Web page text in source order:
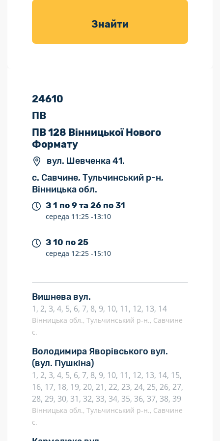
товарів для
Знайти
24610
ПВ
ПВ 128 Вінницької Нового
Формату
вул. Шевченка 41.
с. Савчине, Тульчинський р-н,
Вінницька обл.
З 1 по 9 та 26 по 31
середа 11:25 -13:10
З 10 по 25
середа 12:25 -15:10
Вишнева вул.
1, 2, 3, 4, 5, 6, 7, 8, 9, 10, 11, 12, 13, 14
Вінницька обл., Тульчинський р-н., Савчине
с.
Володимира Яворівського вул.
(вул. Пушкіна)
1, 2, 3, 4, 5, 6, 7, 8, 9, 10, 11, 12, 13, 14, 15,
16, 17, 18, 19, 20, 21, 22, 23, 24, 25, 26, 27,
28, 29, 30, 31, 32, 33, 34, 35, 36, 37, 38, 39
Вінницька обл., Тульчинський р-н., Савчине
с.